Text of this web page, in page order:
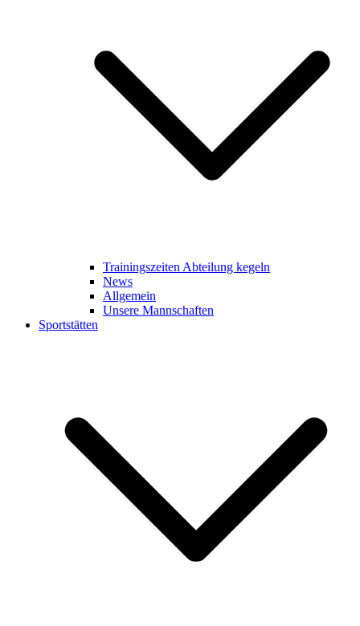
Trainingszeiten Abteilung kegeln
News
Allgemein
Unsere Mannschaften
Sportstätten